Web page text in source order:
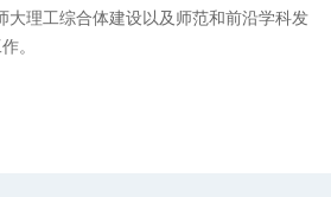
理工综合体建设以及师范和前沿学科发
。